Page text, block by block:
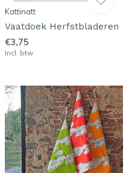
Kattinatt
Vaatdoek Herfstbladeren
€3,75
Incl. btw